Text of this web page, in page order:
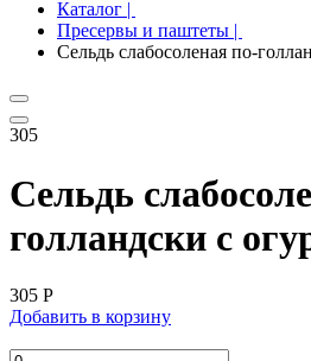
Каталог |
Пресервы и паштеты |
Сельдь слабосоленая по-
305
Сельдь
голландски с
305 Р
Добавить в корзину